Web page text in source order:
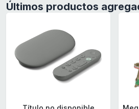
Últimos productos